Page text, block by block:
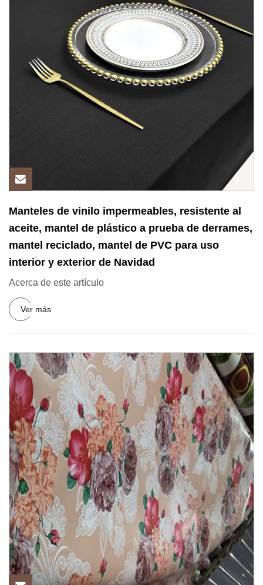
Manteles de vinilo impermeables, resistente al
aceite, mantel de plástico a prueba de derrames,
mantel reciclado, mantel de PVC para uso
interior y exterior de Navidad
Acerca de este artículo
Ver más